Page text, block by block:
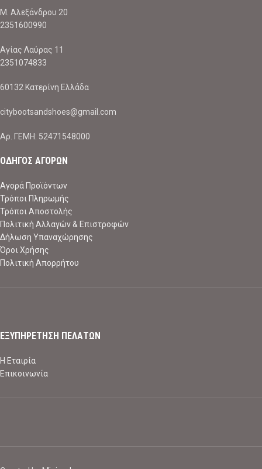
Μ. Αλεξάνδρου 20
2351600990
Αγίας Λαύρας 11
2351074833
60132 Κατερίνη Ελλάδα
citybootsandshoes@gmail.com
Aρ. ΓΕΜΗ: 52471548000
ΟΔΗΓΟΣ ΑΓΟΡΩΝ
Αγορά Προϊόντων
Τρόποι Πληρωμής
Τρόποι Αποστολής
Πολιτική Αλλαγών & Επιστροφών
Δήλωση Υπαναχώρησης
Όροι Χρήσης
Πολιτική Απορρήτου
ΕΞΥΠΗΡΕΤΗΣΗ ΠΕΛΑΤΩΝ
Η Εταιρία
Επικοινωνία